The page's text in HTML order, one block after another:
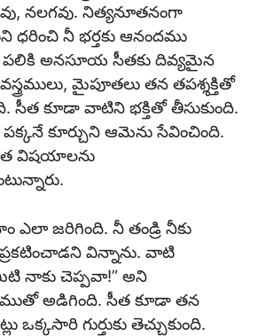
నలగవు. నిత్యనూతనంగా
నీ భర్తకు ఆనందము
పలికి అనసూయ సీతకు దివ్యమైన
మైపూతలు తన తపశ్శక్తితో
సీత కూడా వాటిని భక్తితో తీసుకుంది.
కూర్చుని ఆమెను సేవించింది.
విషయాలను
ఎలా జరిగింది. నీ తండ్రి నీకు
విన్నాను. వాటి
నాకు చెప్పవా!” అని
అడిగింది. సీత కూడా తన
ఒక్కసారి గుర్తుకు తెచ్చుకుంది.